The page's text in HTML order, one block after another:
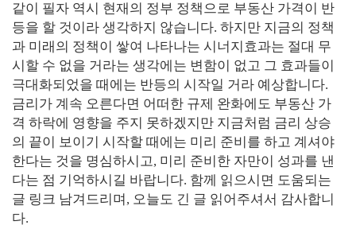
같이 필자 역시 현재의 정부 정책으로 부동산 가격이 반
등을 할 것이라 생각하지 않습니다. 하지만 지금의 정책
과 미래의 정책이 쌓여 나타나는 시너지효과는 절대 무
시할 수 없을 거라는 생각에는 변함이 없고 그 효과들이
극대화되었을 때에는 반등의 시작일 거라 예상합니다.
금리가 계속 오른다면 어떠한 규제 완화에도 부동산 가
격 하락에 영향을 주지 못하겠지만 지금처럼 금리 상승
의 끝이 보이기 시작할 때에는 미리 준비를 하고 계셔야
한다는 것을 명심하시고, 미리 준비한 자만이 성과를 낸
다는 점 기억하시길 바랍니다. 함께 읽으시면 도움되는
글 링크 남겨드리며, 오늘도 긴 글 읽어주셔서 감사합니
다.